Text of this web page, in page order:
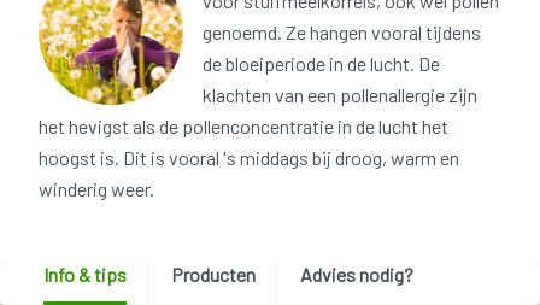
genoemd. Ze hangen vooral tijdens
de bloeiperiode in de lucht. De
klachten van een pollenallergie zijn
het hevigst als de pollenconcentratie in de lucht het
hoogst is. Dit is vooral 's middags bij droog, warm en
winderig weer.
Info & tips Producten Advies nodig?